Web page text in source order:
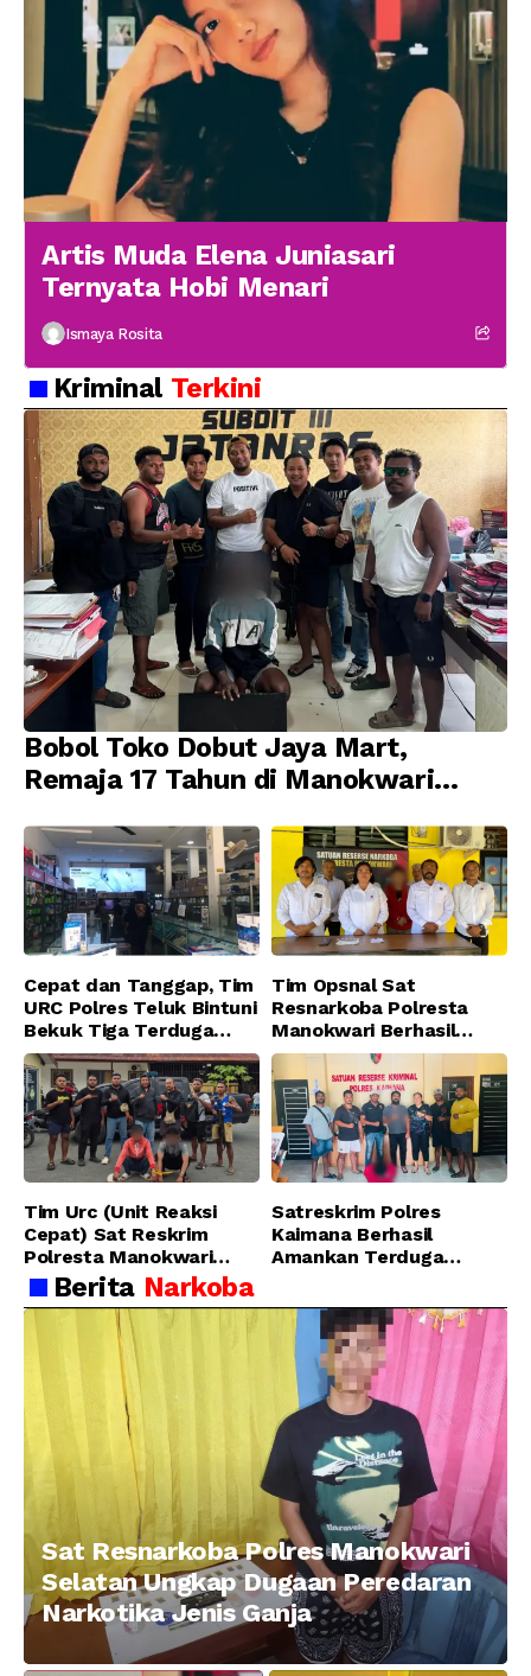
Artis Muda Elena Juniasari
Ternyata Hobi Menari
Ismaya Rosita
Kriminal Terkini
Bobol Toko Dobut Jaya Mart,
Remaja 17 Tahun di Manokwari
Jatanras Polda Papua Barat
Cepat dan Tanggap, Tim
URC Polres Teluk Bintuni
Bekuk Tiga Terduga
Pelaku Pencurian di SMA
Sanawesen
Tim Opsnal Sat
Resnarkoba Polresta
Manokwari Berhasil
Ungkap Kasus Tindak
Pidana Narkotika
Golongan I Jenis Shabu
di SP 4 Distrik Prafi kab.
Manokwari
Tim Urc (Unit Reaksi
Cepat) Sat Reskrim
Polresta Manokwari
Berhasil Tangkap 2
Pelaku Pengeroyokan di
Taman Ria kab.
Manokwari
Satreskrim Polres
Kaimana Berhasil
Amankan Terduga
Menggunakan Senjata
Tajam
Berita Narkoba
Sat Resnarkoba Polres Manokwari
Selatan Ungkap Dugaan Peredaran
Narkotika Jenis Ganja